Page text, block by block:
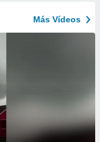
Más Vídeos